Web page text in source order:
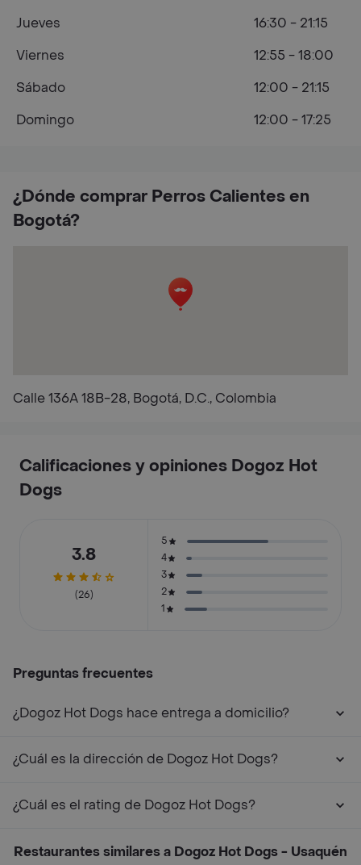
¿Dónde comprar Perros Calientes en
Bogotá?
Calle 136A 18B-28, Bogotá, D.C., Colombia
Jueves
16:30 - 21:15
Viernes
12:55 - 18:00
Sábado
12:00 - 21:15
Domingo
12:00 - 17:25
Calificaciones y opiniones Dogoz Hot
Dogs
3.8
(26)
5
4
3
2
1
Preguntas frecuentes
¿Dogoz Hot Dogs hace entrega a domicilio?
¿Cuál es la dirección de Dogoz Hot Dogs?
¿Cuál es el rating de Dogoz Hot Dogs?
Restaurantes similares a Dogoz Hot Dogs - Usaquén